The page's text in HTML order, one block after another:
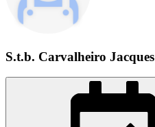
S.t.b. Carvalheiro Jacques